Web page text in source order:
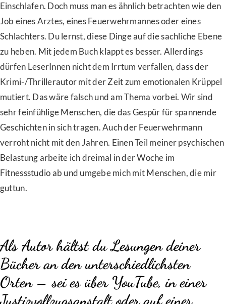
Einschlafen. Doch muss man es ähnlich betrachten wie den
Job eines Arztes, eines Feuerwehrmannes oder eines
Schlachters. Du lernst, diese Dinge auf die sachliche Ebene
zu heben. Mit jedem Buch klappt es besser. Allerdings
dürfen LeserInnen nicht dem Irrtum verfallen, dass der
Krimi-/Thrillerautor mit der Zeit zum emotionalen Krüppel
mutiert. Das wäre falsch und am Thema vorbei. Wir sind
sehr feinfühlige Menschen, die das Gespür für spannende
Geschichten in sich tragen. Auch der Feuerwehrmann
verroht nicht mit den Jahren. Einen Teil meiner psychischen
Belastung arbeite ich dreimal in der Woche im
Fitnessstudio ab und umgebe mich mit Menschen, die mir
guttun.
Als Autor hältst du Lesungen deiner
Bücher an den unterschiedlichsten
Orten – sei es über YouTube, in einer
Justizvollzugsanstalt oder auf einer